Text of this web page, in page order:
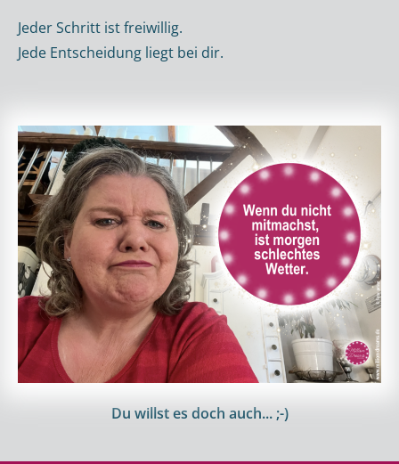
Du willst es doch auch... ;-)
Jeder Schritt ist freiwillig.
Jede Entscheidung liegt bei dir.